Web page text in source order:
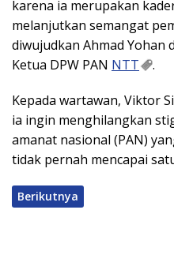
karena ia merupakan
melanjutkan semangat
diwujudkan Ahmad Yohan
Ketua DPW PAN NTT .
Kepada wartawan, Viktor
ia ingin menghilangkan
amanat nasional (PAN)
tidak pernah mencapai
Berikutnya